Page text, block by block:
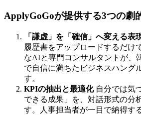
ApplyGoGoが提供する3つの劇
「謙虚」を「確信」へ変える表
履歴書をアップロードするだけ
なAIと専門コンサルタントが、
で自信に満ちたビジネスハング
す。
KPIの抽出と最適化自分では気
できる成果」を、対話形式の分
す。人事担当者が一目で納得す